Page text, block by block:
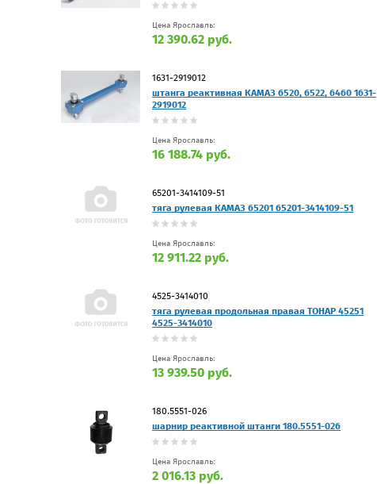
Цена Ярославль:
12 390.62 руб.
1631-2919012
штанга реактивная КАМАЗ 6520, 6522, 6460 1631-
2919012
Цена Ярославль:
16 188.74 руб.
65201-3414109-51
тяга рулевая КАМАЗ 65201 65201-3414109-51
Цена Ярославль:
12 911.22 руб.
4525-3414010
тяга рулевая продольная правая ТОНАР 45251
4525-3414010
Цена Ярославль:
13 939.50 руб.
180.5551-026
шарнир реактивной штанги 180.5551-026
Цена Ярославль:
2 016.13 руб.